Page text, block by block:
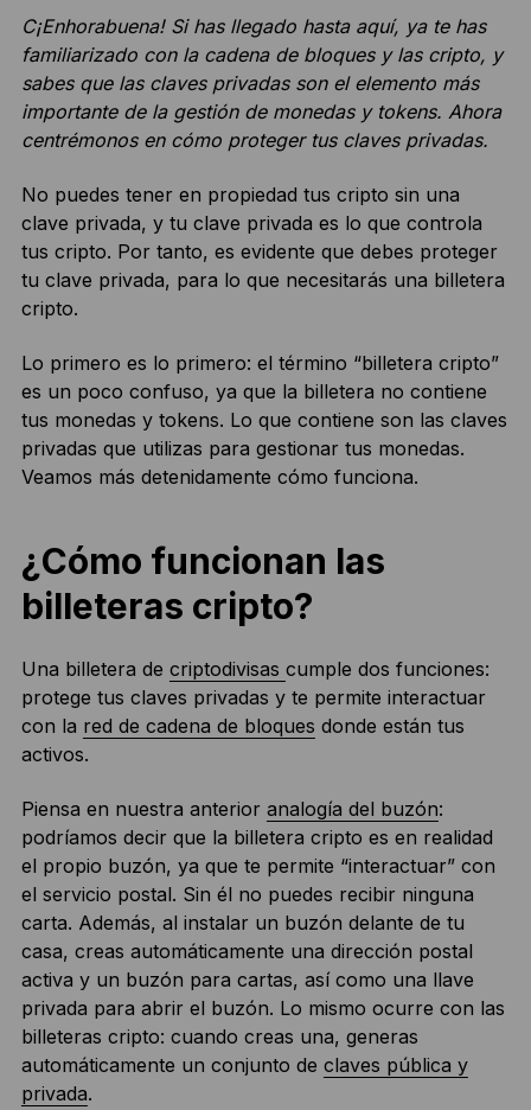
C¡Enhorabuena! Si has llegado hasta aquí, ya te has
familiarizado con la cadena de bloques y las cripto, y
sabes que las claves privadas son el elemento más
importante de la gestión de monedas y tokens. Ahora
centrémonos en cómo proteger tus claves privadas.
No puedes tener en propiedad tus cripto sin una
clave privada, y tu clave privada es lo que controla
tus cripto. Por tanto, es evidente que debes proteger
tu clave privada, para lo que necesitarás una billetera
cripto.
Lo primero es lo primero: el término “billetera cripto”
es un poco confuso, ya que la billetera no contiene
tus monedas y tokens. Lo que contiene son las claves
privadas que utilizas para gestionar tus monedas.
Veamos más detenidamente cómo funciona.
¿Cómo funcionan las
billeteras cripto?
Una billetera de criptodivisas cumple dos funciones:
protege tus claves privadas y te permite interactuar
con la red de cadena de bloques donde están tus
activos.
Piensa en nuestra anterior analogía del buzón:
podríamos decir que la billetera cripto es en realidad
el propio buzón, ya que te permite “interactuar” con
el servicio postal. Sin él no puedes recibir ninguna
carta. Además, al instalar un buzón delante de tu
casa, creas automáticamente una dirección postal
activa y un buzón para cartas, así como una llave
privada para abrir el buzón. Lo mismo ocurre con las
billeteras cripto: cuando creas una, generas
automáticamente un conjunto de claves pública y
privada.